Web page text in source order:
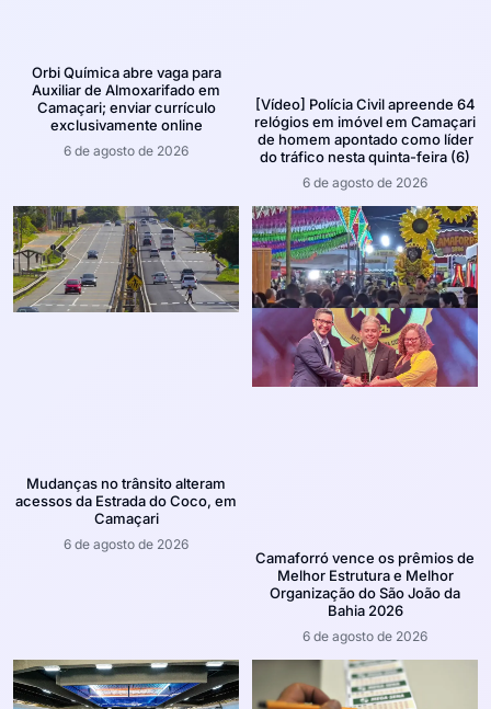
Orbi Química abre vaga para
Auxiliar de Almoxarifado em
Camaçari; enviar currículo
exclusivamente online
6 de agosto de 2026
[Vídeo] Polícia Civil apreende 64
relógios em imóvel em Camaçari
de homem apontado como líder
do tráfico nesta quinta-feira (6)
6 de agosto de 2026
Mudanças no trânsito alteram
acessos da Estrada do Coco, em
Camaçari
6 de agosto de 2026
Camaforró vence os prêmios de
Melhor Estrutura e Melhor
Organização do São João da
Bahia 2026
6 de agosto de 2026